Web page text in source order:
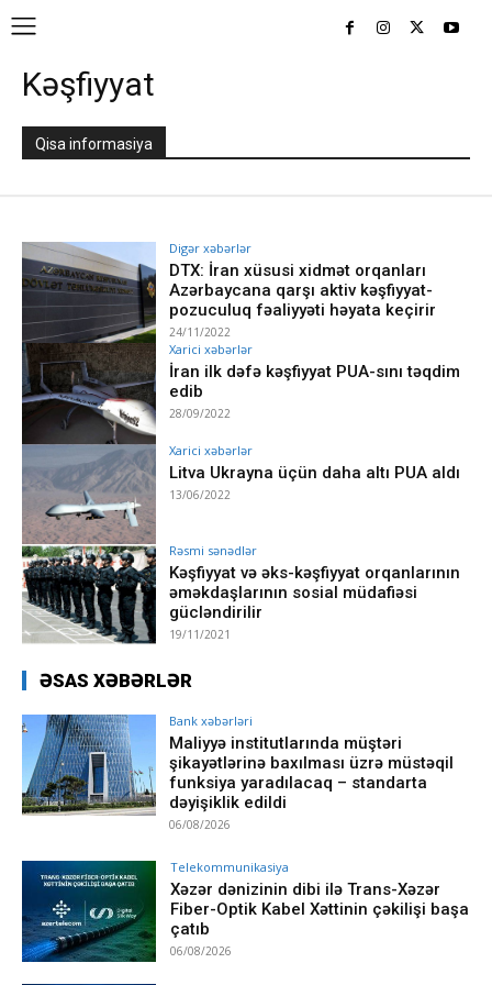
Kəşfiyyat
Qisa informasiya
Digər xəbərlər
DTX: İran xüsusi xidmət orqanları
Azərbaycana qarşı aktiv kəşfiyyat-
pozuculuq fəaliyyəti həyata keçirir
24/11/2022
Xarici xəbərlər
İran ilk dəfə kəşfiyyat PUA-sını təqdim
edib
28/09/2022
Xarici xəbərlər
Litva Ukrayna üçün daha altı PUA aldı
13/06/2022
Rəsmi sənədlər
Kəşfiyyat və əks-kəşfiyyat orqanlarının
əməkdaşlarının sosial müdafiəsi
gücləndirilir
19/11/2021
ƏSAS XƏBƏRLƏR
Bank xəbərləri
Maliyyə institutlarında müştəri
şikayətlərinə baxılması üzrə müstəqil
funksiya yaradılacaq – standarta
dəyişiklik edildi
06/08/2026
Telekommunikasiya
Xəzər dənizinin dibi ilə Trans-Xəzər
Fiber-Optik Kabel Xəttinin çəkilişi başa
çatıb
06/08/2026